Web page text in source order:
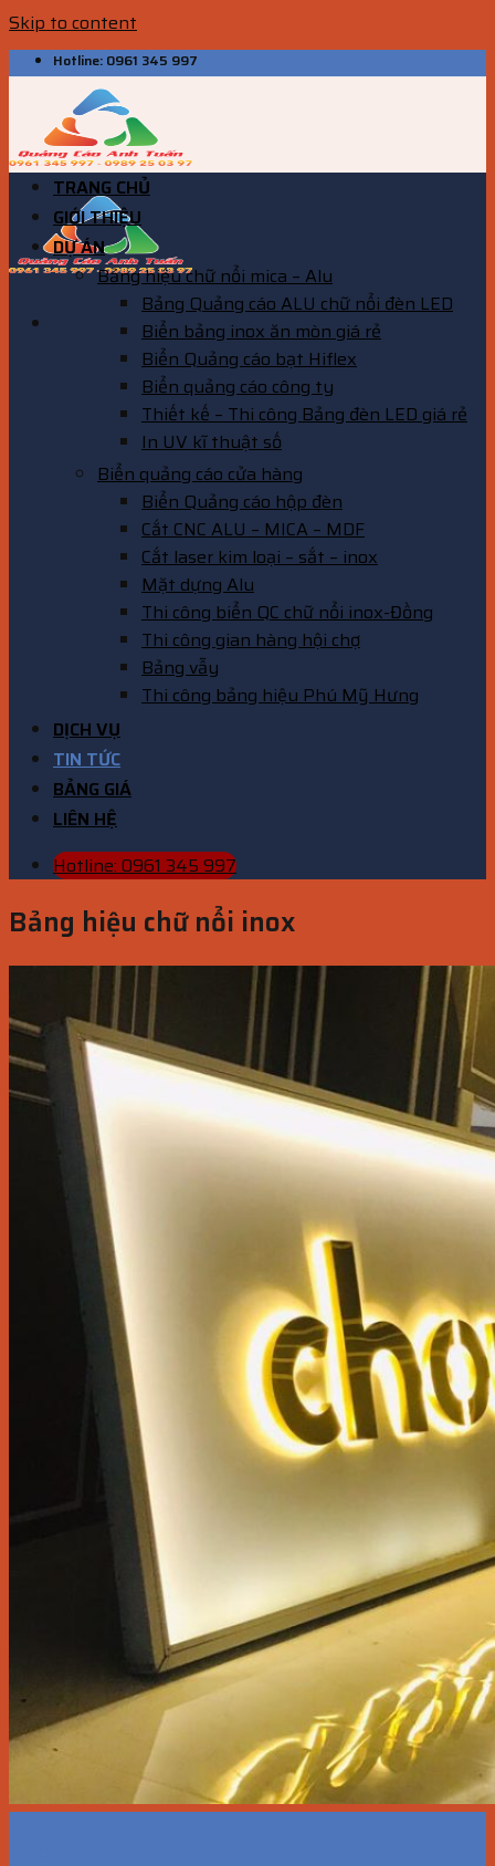
Skip to content
Hotline: 0961 345 997
TRANG CHỦ
GIỚI THIỆU
DỰ ÁN
Bảng hiệu chữ nổi mica – Alu
Bảng Quảng cáo ALU chữ nổi đèn LED
Biển bảng inox ăn mòn giá rẻ
Biển Quảng cáo bạt Hiflex
Biển quảng cáo công ty
Thiết kế – Thi công Bảng đèn LED giá rẻ
In UV kĩ thuật số
Biển quảng cáo cửa hàng
Biển Quảng cáo hộp đèn
Cắt CNC ALU – MICA – MDF
Cắt laser kim loại – sắt – inox
Mặt dựng Alu
Thi công biển QC chữ nổi inox-Đồng
Thi công gian hàng hội chợ
Bảng vẫy
Thi công bảng hiệu Phú Mỹ Hưng
DỊCH VỤ
TIN TỨC
BẢNG GIÁ
LIÊN HỆ
Hotline: 0961 345 997
Bảng hiệu chữ nổi inox